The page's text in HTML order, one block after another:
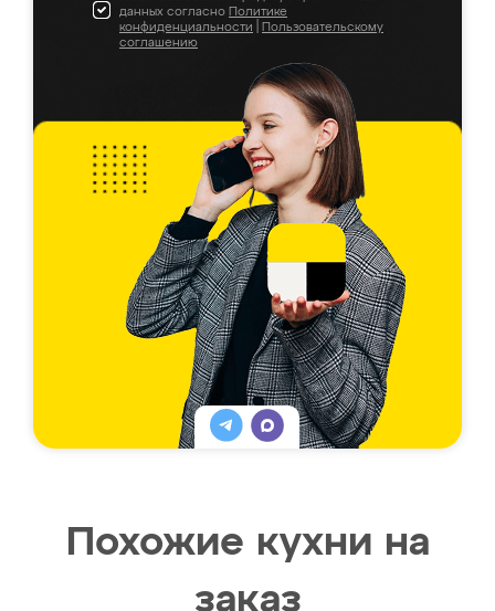
данных согласно Политике
конфиденциальности
Пользовательскому
соглашению
Похожие кухни на
заказ